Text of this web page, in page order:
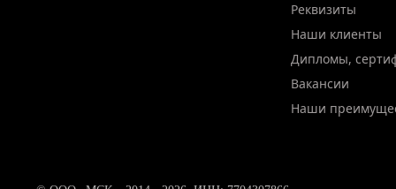
Реквизиты
Наши клиенты
Дипломы,
Вакансии
Наши